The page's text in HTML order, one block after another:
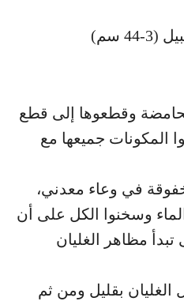
سم)
وقطعوها إلى قطع
المكونات جميعها مع
في وعاء معدني،
وسخنوا الكل على أن
مظاهر الغليان
الغليان بقليل ومن ثم